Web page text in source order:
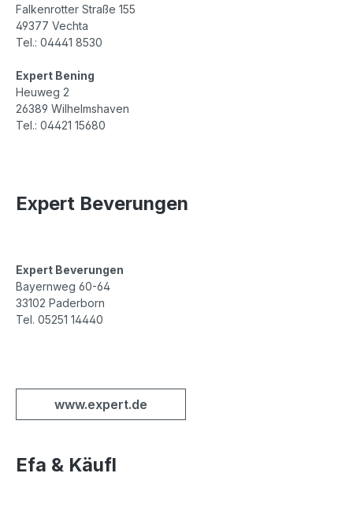
Falkenrotter Straße 155
49377 Vechta
Tel.: 04441 8530
Expert Bening
Heuweg 2
26389 Wilhelmshaven
Tel.: 04421 15680
Expert Beverungen
Expert Beverungen
Bayernweg 60-64
33102 Paderborn
Tel. 05251 14440
www.expert.de
Efa & Käufl